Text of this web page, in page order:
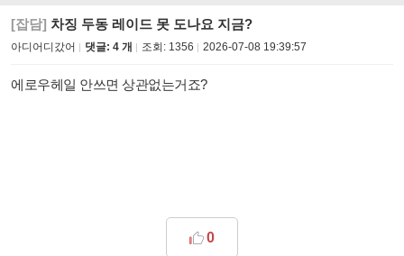
[잡담] 차징 두동 레이드 못 도나요 지금?
아디어디갔어 댓글: 4 개 조회: 1356 2026-07-08 19:39:57
에로우헤일 안쓰면 상관없는거죠?
0